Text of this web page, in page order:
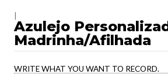
Azulejo
Madrinha/Afilhada
WRITE WHAT YOU WANT TO RECORD.